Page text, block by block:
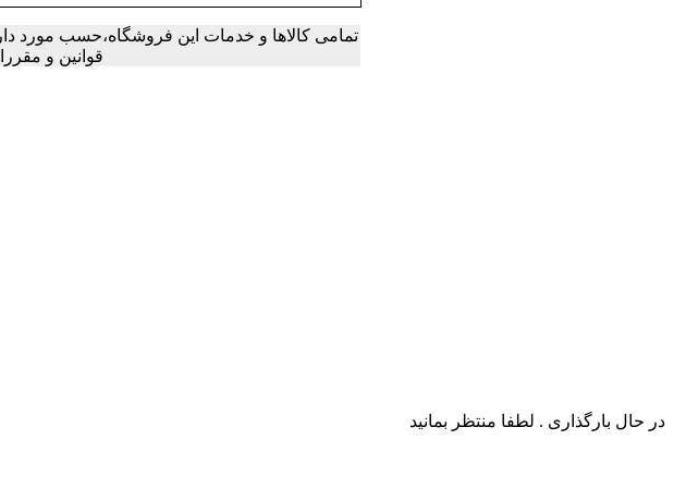
تمامی کالاها و خدمات این فروشگاه،حسب مورد
قوانین و
در حال بارگذاری . لطفا منتظر بمانید